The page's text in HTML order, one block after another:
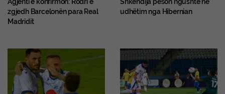
zgjedh Barcelonën para Real
Madridit
udhëtim nga Hibernian